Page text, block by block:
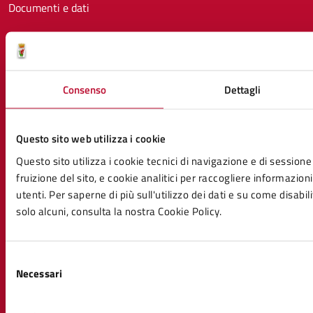
Consenso Dettagli
Questo sito web utilizza i cookie
Questo sito utilizza i cookie tecnici di navigazione e di
fruizione del sito, e cookie analitici per raccogliere
utenti. Per saperne di più sull'utilizzo dei dati e su come
solo alcuni, consulta la nostra Cookie Policy.
delNecessari
Documenti e dati
CATEGORIE DI SERVIZIO
Anagrafe e stato civile
Autorizzazioni
Cultura e tempo libero
Educazione e formazione
Giustizia e sicurezza pubblica
Imprese e commercio
Mobilità e trasporti